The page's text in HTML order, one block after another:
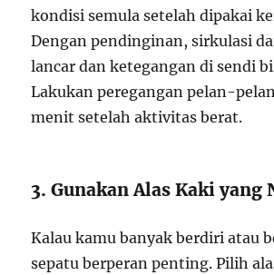
kondisi semula setelah dipakai
Dengan pendinginan, sirkulasi
lancar dan ketegangan di sendi
Lakukan peregangan pelan-
menit setelah aktivitas berat.
3. Gunakan Alas Kaki yang
Kalau kamu banyak berdiri atau
sepatu berperan penting. Pilih